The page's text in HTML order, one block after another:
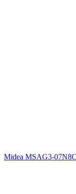
Midea MSAG3-